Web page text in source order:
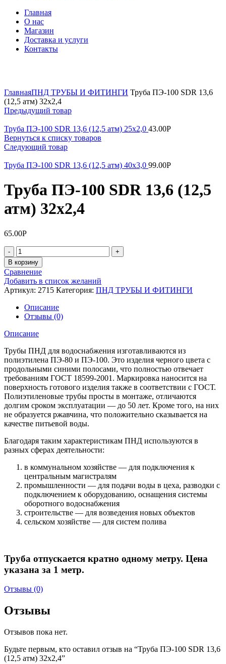
Главная
О нас
Магазин
Доставка и услуги
Контакты
ГлавнаяПНД ТРУБЫ И ФИТИНГИ Труба ПЭ-100 SDR 13,6
(12,5 атм) 32х2,4
Предыдущий товар
Труба ПЭ-100 SDR 13,6 (12,5 атм) 25х2,0 43.00Р
Вернуться к списку товаров
Следующий товар
Труба ПЭ-100 SDR 13,6 (12,5 атм) 40х3,0 99.00Р
Труба ПЭ-100 SDR 13,6 (12,5
атм) 32х2,4
65.00Р
Количество
В корзину
Сравнение
Добавить в список желаний
Артикул: 2715 Категория: ПНД ТРУБЫ И ФИТИНГИ
Описание
Отзывы (0)
Описание
Трубы ПНД для водоснабжения изготавливаются из
полиэтилена ПЭ-80 и ПЭ-100. Это изделия черного цвета с
продольными синими полосами, что полностью отвечает
требованиям ГОСТ 18599-2001. Маркировка наносится на
поверхность готового изделия также в соответствии с ГОСТ.
Полиэтиленовые трубы просты в монтаже, отличаются
долгим сроком эксплуатации — до 50 лет. Кроме того, на них
не образуется ржавчина, что положительно сказывается на
качестве питьевой воды.
Благодаря таким характеристикам ПНД используются в
разных сферах деятельности:
в коммунальном хозяйстве — для подключения к
центральным магистралям
промышленности — для подачи воды в цеха, разводки с
подключением к оборудованию, оснащения системы
оборотного водоснабжения
строительстве — для возведения новых объектов
сельском хозяйстве — для систем полива
Труба отпускается кратно одному метру. Цена
указана за 1 метр.
Отзывы (0)
Отзывы
Отзывов пока нет.
Будьте первым, кто оставил отзыв на “Труба ПЭ-100 SDR 13,6
(12,5 атм) 32х2,4”